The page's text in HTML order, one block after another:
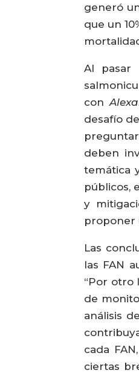
generó
que un
Al pasar
con
desafío
deben
temática
públicos,
y
proponer
Las
las FAN
“Por otro
de
análisis
cada
ciertas